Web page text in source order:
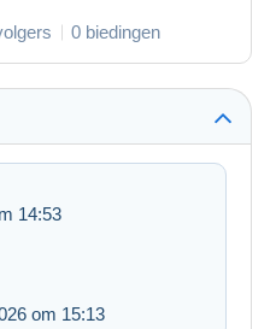
0 biedingen
14:53
om 15:13